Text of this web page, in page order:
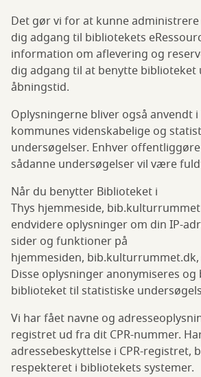
Det gør vi for at kunne
dig adgang til bibliotekets
information om aflevering og
dig adgang til at benytte
åbningstid.
Oplysningerne bliver også anvendt i
kommunes videnskabelige og
undersøgelser. Enhver
sådanne undersøgelser vil være
Når du benytter Biblioteket i
Thys hjemmeside,
endvidere oplysninger om din IP-
sider og funktioner på
hjemmesiden,
Disse oplysninger anonymiseres og
biblioteket til statistiske
Vi har fået navne og
registret ud fra dit CPR-nummer.
adressebeskyttelse i CPR-registret,
respekteret i bibliotekets systemer.